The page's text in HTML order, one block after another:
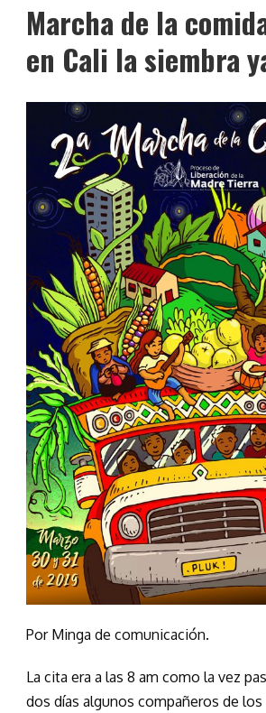
Marcha de la
en Cali la siembra
Por Minga de comunicación.
La cita era a las 8 am como la vez
dos días algunos compañeros de